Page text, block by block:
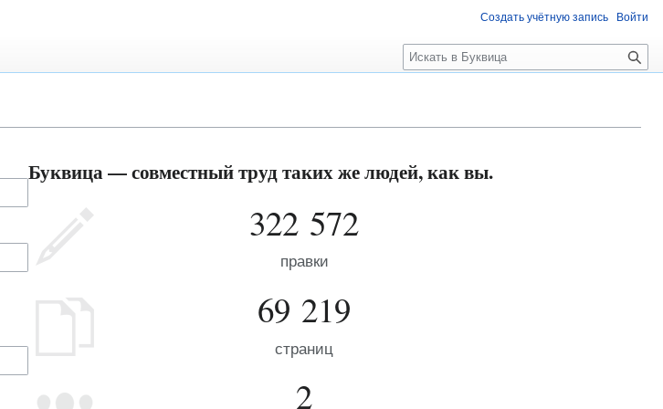
Буквица — совместный труд таких же людей, как вы.
322 572
правки
69 219
страниц
2
Создать учётную запись Войти
П
о
к